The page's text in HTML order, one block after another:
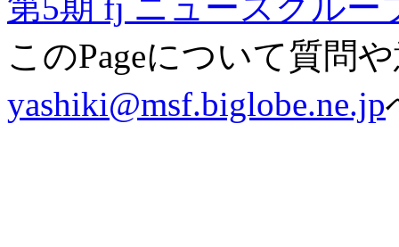
第5期 fj ニュースグルー
このPageについて質問
yashiki@msf.biglobe.ne.jp